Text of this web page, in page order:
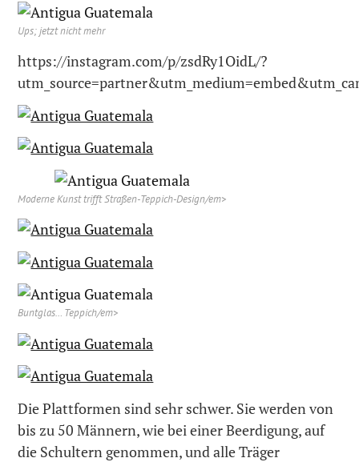
Ups; jetzt nicht mehr
https://instagram.com/p/zsdRy1OidL/?
Moderne Kunst trifft Straßen-Teppich-Design/em>
Buntglas… Teppich/em>
Die Plattformen sind sehr schwer. Sie werden von
bis zu 50 Männern, wie bei einer Beerdigung, auf
die Schultern genommen, und alle Träger